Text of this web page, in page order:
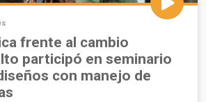
frente al cambio
participó en seminario
con manejo de